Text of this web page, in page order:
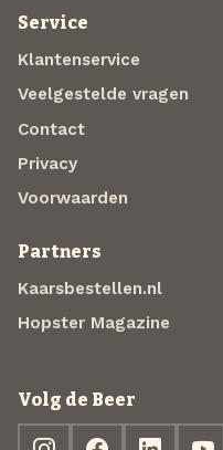
Service
Klantenservice
Veelgestelde vragen
Contact
Privacy
Voorwaarden
Partners
Kaarsbestellen.nl
Hopster Magazine
Volg de Beer